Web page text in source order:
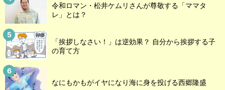
令和ロマン・松井ケムリさんが尊敬する「ママタ
レ」とは？
「挨拶しなさい！」は逆効果？ 自分から挨拶する子
の育て方
なにもかもがイヤになり海に身を投げる西郷隆盛